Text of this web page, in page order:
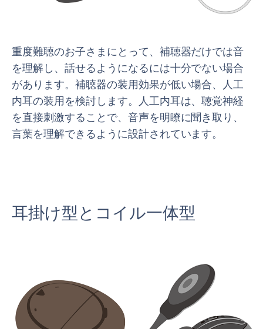
重度難聴のお子さまにとって、補聴器だけでは音
を理解し、話せるようになるには十分でない場合
があります。補聴器の装用効果が低い場合、人工
内耳の装用を検討します。人工内耳は、聴覚神経
を直接刺激することで、音声を明瞭に聞き取り、
言葉を理解できるように設計されています。
耳掛け型とコイル一体型